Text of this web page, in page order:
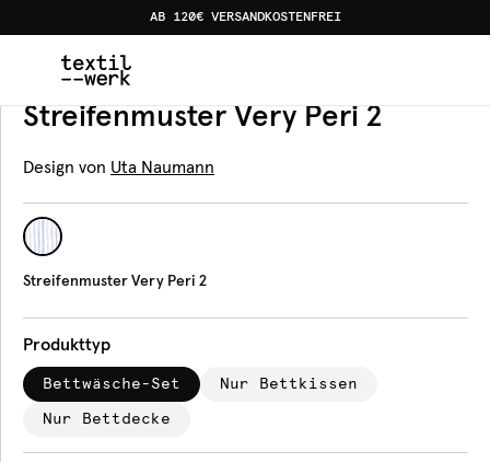
AB 120€ VERSANDKOSTENFREI
Produkte Bettwäsche Streifenmuster Very
Bettwäsche
Streifenmuster Very Peri 2
Design von Uta Naumann
Streifenmuster Very Peri 2
Produkttyp
Bettwäsche-Set Nur Bettkissen
Nur Bettdecke